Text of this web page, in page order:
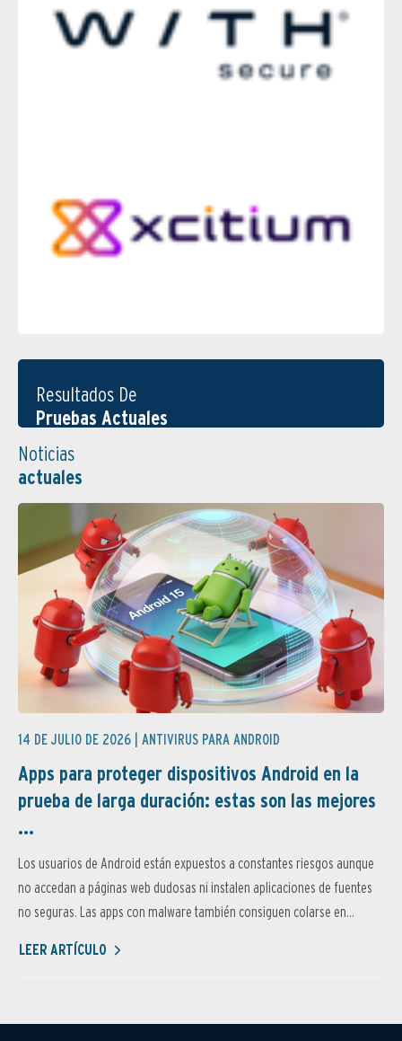
Resultados De
Pruebas Actuales
Noticias
actuales
14 DE JULIO DE 2026 | ANTIVIRUS PARA ANDROID
Apps para proteger dispositivos Android en la
prueba de larga duración: estas son las mejores
...
Los usuarios de Android están expuestos a constantes riesgos aunque
no accedan a páginas web dudosas ni instalen aplicaciones de fuentes
no seguras. Las apps con malware también consiguen colarse en...
LEER ARTÍCULO